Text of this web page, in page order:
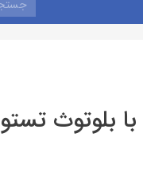
تستو557